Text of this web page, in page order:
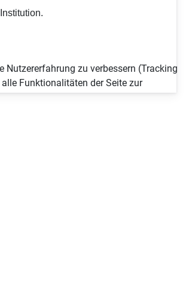
Nutzererfahrung zu verbessern (Tracking
Funktionalitäten der Seite zur